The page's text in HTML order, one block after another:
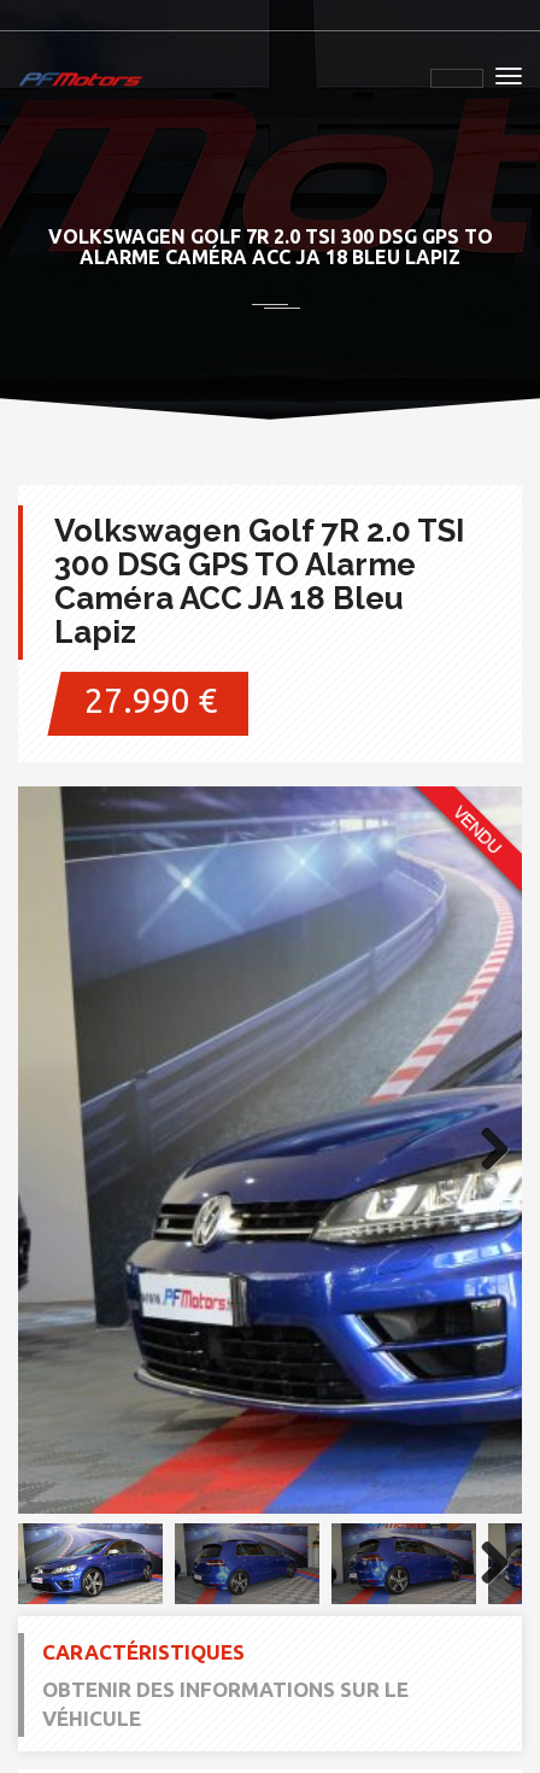
VOLKSWAGEN GOLF 7R 2.0 TSI 300 DSG GPS TO
ALARME CAMÉRA ACC JA 18 BLEU LAPIZ
Volkswagen Golf 7R 2.0 TSI
300 DSG GPS TO Alarme
Caméra ACC JA 18 Bleu
Lapiz
27.990 €
Next
Next
CARACTÉRISTIQUES
OBTENIR DES INFORMATIONS SUR LE
VÉHICULE